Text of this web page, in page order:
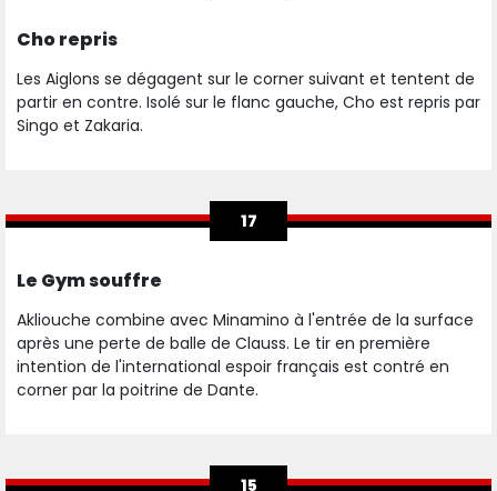
Cho repris
Les Aiglons se dégagent sur le corner suivant et tentent de
partir en contre. Isolé sur le flanc gauche, Cho est repris par
Singo et Zakaria.
17
Le Gym souffre
Akliouche combine avec Minamino à l'entrée de la surface
après une perte de balle de Clauss. Le tir en première
intention de l'international espoir français est contré en
corner par la poitrine de Dante.
15